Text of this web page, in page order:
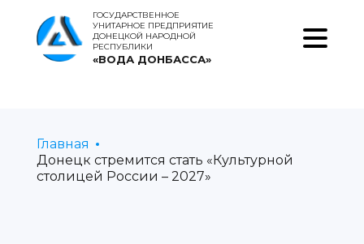
ГОСУДАРСТВЕННОЕ
УНИТАРНОЕ ПРЕДПРИЯТИЕ
ДОНЕЦКОЙ НАРОДНОЙ
РЕСПУБЛИКИ
«ВОДА ДОНБАССА»
Главная
Донецк стремится стать «Культурной
столицей России – 2027»